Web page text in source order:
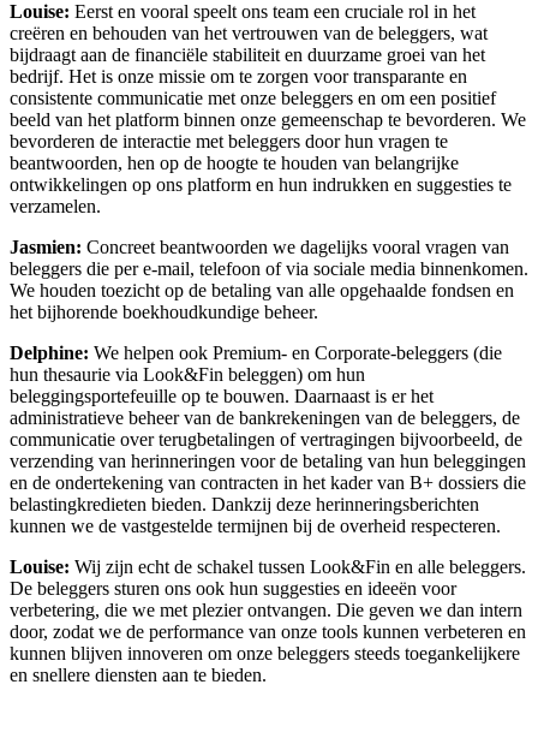
Louise: Eerst en vooral speelt ons team een cruciale rol in het
creëren en behouden van het vertrouwen van de beleggers, wat
bijdraagt aan de financiële stabiliteit en duurzame groei van het
bedrijf. Het is onze missie om te zorgen voor transparante en
consistente communicatie met onze beleggers en om een positief
beeld van het platform binnen onze gemeenschap te bevorderen. We
bevorderen de interactie met beleggers door hun vragen te
beantwoorden, hen op de hoogte te houden van belangrijke
ontwikkelingen op ons platform en hun indrukken en suggesties te
verzamelen.
Jasmien: Concreet beantwoorden we dagelijks vooral vragen van
beleggers die per e-mail, telefoon of via sociale media binnenkomen.
We houden toezicht op de betaling van alle opgehaalde fondsen en
het bijhorende boekhoudkundige beheer.
Delphine: We helpen ook Premium- en Corporate-beleggers (die
hun thesaurie via Look&Fin beleggen) om hun
beleggingsportefeuille op te bouwen. Daarnaast is er het
administratieve beheer van de bankrekeningen van de beleggers, de
communicatie over terugbetalingen of vertragingen bijvoorbeeld, de
verzending van herinneringen voor de betaling van hun beleggingen
en de ondertekening van contracten in het kader van B+ dossiers die
belastingkredieten bieden. Dankzij deze herinneringsberichten
kunnen we de vastgestelde termijnen bij de overheid respecteren.
Louise: Wij zijn echt de schakel tussen Look&Fin en alle beleggers.
De beleggers sturen ons ook hun suggesties en ideeën voor
verbetering, die we met plezier ontvangen. Die geven we dan intern
door, zodat we de performance van onze tools kunnen verbeteren en
kunnen blijven innoveren om onze beleggers steeds toegankelijkere
en snellere diensten aan te bieden.